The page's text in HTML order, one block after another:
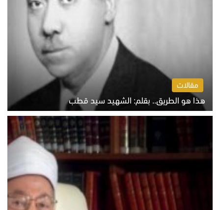
مقالات
هذا هو الطريق.. بقلم: الشهيد سيد قطب
الخميس 6 أغسطس 2026 10:52 ص